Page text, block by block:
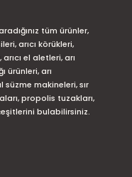
tüm ürünler,
arıcı körükleri,
el aletleri, arı
ürünleri, arı
makineleri, sır
propolis tuzakları,
bulabilirsiniz.